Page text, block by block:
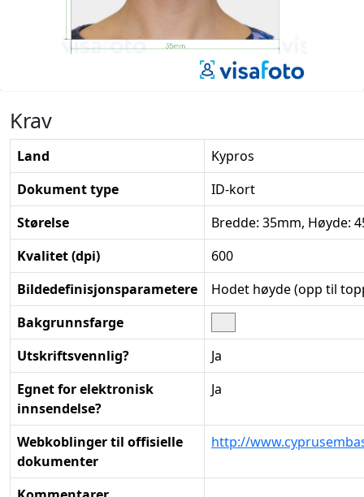
Krav
Land
Kypros
Dokument type
ID-kort
Størelse
Bredde: 35mm, Høyde:
Kvalitet (dpi)
600
Bildedefinisjonsparametere
Hodet høyde (opp til
Bakgrunnsfarge
Utskriftsvennlig?
Ja
Egnet for elektronisk
innsendelse?
Ja
Webkoblinger til offisielle
dokumenter
http://